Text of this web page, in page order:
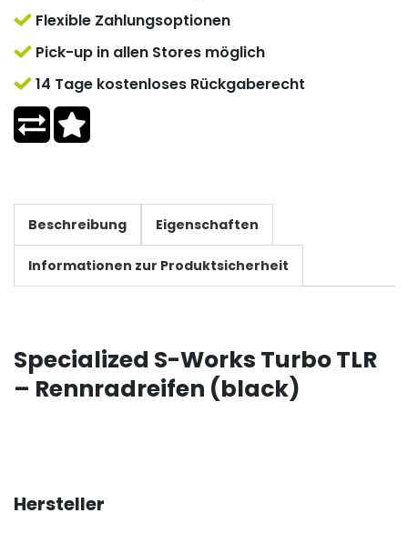
Flexible Zahlungsoptionen
Pick-up in allen Stores möglich
14 Tage kostenloses Rückgaberecht
Beschreibung Eigenschaften
Informationen zur Produktsicherheit
Specialized S-Works Turbo TLR
– Rennradreifen (black)
Hersteller